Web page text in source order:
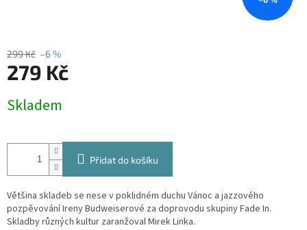
299 Kč –6 %
279 Kč
cena:
Skladem
Přidat do košíku
Většina skladeb se nese v poklidném duchu Vánoc a jazzového
pozpěvování Ireny Budweiserové za doprovodu skupiny Fade In.
Skladby různých kultur zaranžoval Mirek Linka.